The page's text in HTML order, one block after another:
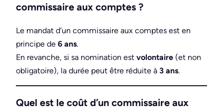
commissaire aux comptes ?
Le mandat d’un commissaire aux comptes est en
principe de 6 ans.
En revanche, si sa nomination est volontaire (et non
obligatoire), la durée peut être réduite à 3 ans.
Quel est le coût d’un commissaire aux